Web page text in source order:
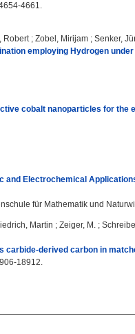
4661.
Robert; Zobel, Mirijam ; Senker,
employing Hydrogen
cobalt nanoparticles for the
and Electrochemical
für Mathematik und
Martin ; Zeiger, M. ;
carbide-derived carbon in
18912.